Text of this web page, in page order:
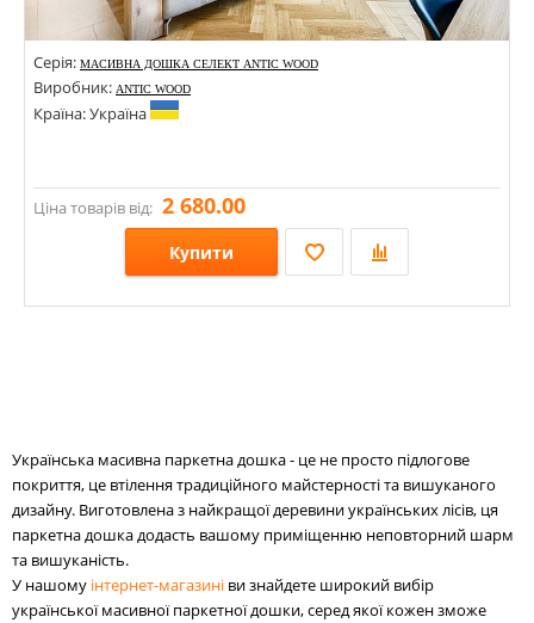
Серія: МАСИВНА ДОШКА СЕЛЕКТ ANTIC WOOD
Виробник: ANTIC WOOD
Країна: Україна
Ціна товарів від: 2 680.00
Купити
Українська масивна паркетна дошка - це не просто підлогове
покриття, це втілення традиційного майстерності та вишуканого
дизайну. Виготовлена з найкращої деревини українських лісів, ця
паркетна дошка додасть вашому приміщенню неповторний шарм
та вишуканість.
У нашому інтернет-магазині ви знайдете широкий вибір
української масивної паркетної дошки, серед якої кожен зможе